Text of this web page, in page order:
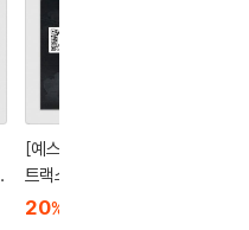
[예스24배송] 그래비
트랙스 프로 확장(S):
릴리저 / 보드게임
20%